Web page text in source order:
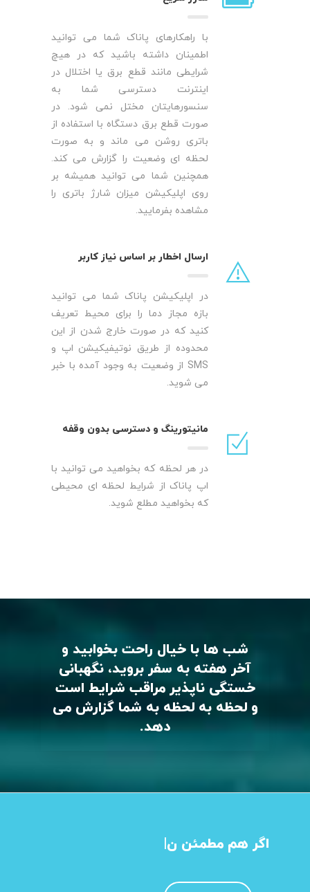
با راهکارهای پاناک شما می توانید
اطمینان داشته باشید که در هیچ
شرایطی مانند قطع برق یا اختلال در
اینترنت دسترسی شما به
سنسورهایتان مختل نمی شود. در
صورت قطع برق دستگاه با استفاده از
باتری روشن می ماند و به صورت
لحظه ای وضعیت را گزارش می کند.
همچنین شما می توانید همیشه بر
روی اپلیکیشن میزان شارژ باتری را
مشاهده بفرمایید.
ارسال اخطار بر اساس نیاز کاربر
در اپلیکیشن پاناک شما می توانید
بازه مجاز دما را برای محیط تعریف
کنید که در صورت خارج شدن از این
محدوده از طریق نوتیفیکیشن اپ و
SMS از وضعیت به وجود آمده با خبر
می شوید.
مانیتورینگ و دسترسی بدون وقفه
در هر لحظه که بخواهید می توانید با
اپ پاناک از شرایط لحظه ای محیطی
که بخواهید مطلع شوید.
شب ها با خیال راحت بخوابید و
آخر هفته به سفر بروید، نگهبانی
خستگی ناپذیر مراقب شرایط است
و لحظه به لحظه به شما گزارش می
دهد.
اگر هم مطمئن نیستید چه محص